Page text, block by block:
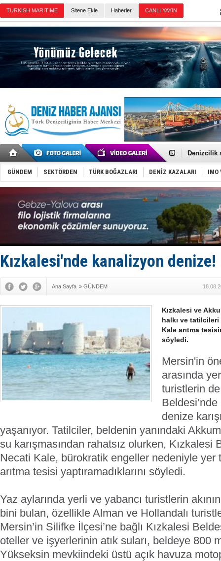
TURKISH MARITIME Sitene Ekle Haberler CANLI YAYIN
Rusya,
Enejota
‘14.
Taksi
TÜRKLİM
SOCAR da
Dünyanın
Keşfedildi:
D-Marin,
GÜNDEM SEKTÖRDEN TÜRK BOĞAZLARI DENİZ KAZALARI IMO
Kızkalesi'nde kanalizyon denize!
Ana Sayfa » GÜNDEM
Kızkalesi ve
halkı ve
Kale arıtma
söyledi.
Mersin'in
arasında
turistlerin
denize
yaşanıyor. Tatilciler, beldenin yanındaki
su karışmasından rahatsız olurken, Kızkalesi
Necati Kale, bürokratik engeller nedeniyle yer
arıtma tesisi yaptıramadıklarını söyledi.
Yaz aylarında yerli ve yabancı turistlerin
bini bulan, özellikle Alman ve Hollandalı
Mersin’in Silifke İlçesi’ne bağlı Kızkalesi
oteller ve işyerlerinin atık suları, beldeye 800
Yükseksin mevkiindeki üstü açık havuza